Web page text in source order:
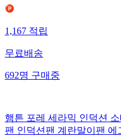
1,167 적립
무료배송
692명 구매중
햄튼 포레 세라믹 인덕션
팬 인덕션팬 계란말이팬